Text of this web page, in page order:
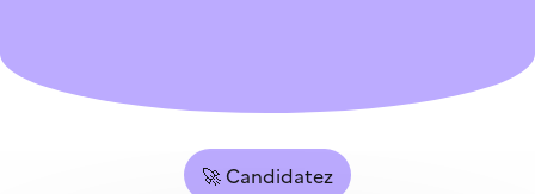
🚀 Candidatez